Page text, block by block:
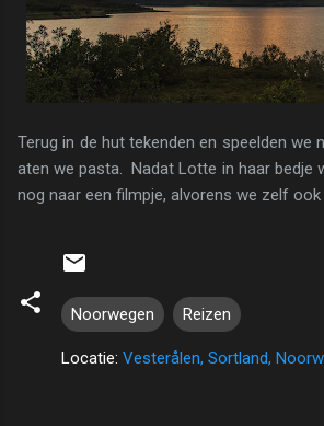
Terug in de hut tekenden en speelden we
aten we pasta. Nadat Lotte in haar bedje
nog naar een filmpje, alvorens we zelf ook
Noorwegen Reizen
Locatie: Vesterålen, Sortland,